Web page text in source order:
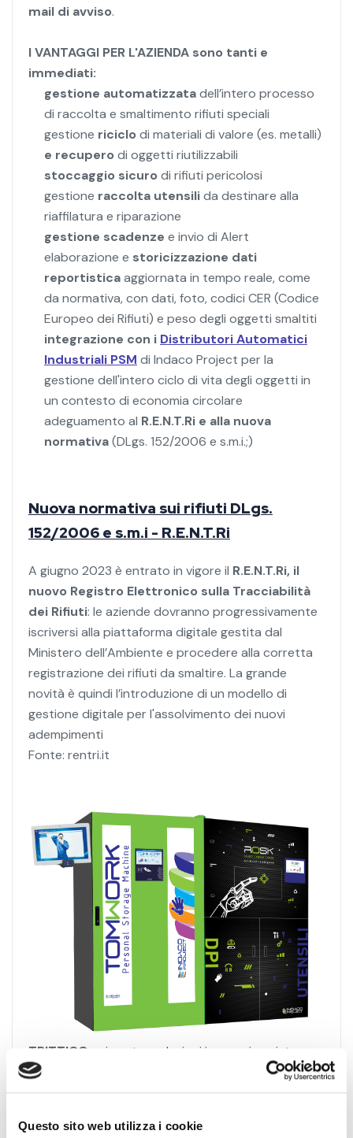
Questo sito web utilizza i cookie
mail di avviso.
I VANTAGGI PER L'AZIENDA sono tanti e
immediati:
gestione automatizzatadell’intero processo
di raccolta e smaltimento rifiuti speciali
gestione riciclo di materiali di valore (es. metalli)
e recupero di oggetti riutilizzabili
stoccaggio sicuro di rifiuti pericolosi
gestione raccolta utensilida destinare alla
riaffilatura e riparazione
gestione scadenze e invio di Alert
elaborazione e storicizzazione dati
reportisticaaggiornata in tempo reale, come
da normativa, con dati, foto, codici CER (Codice
Europeo dei Rifiuti) e peso degli oggetti smaltiti
integrazione con i Distributori Automatici
Industriali PSM di Indaco Project per la
gestione dell'intero ciclo di vita degli oggetti in
un contesto di economia circolare
adeguamento al R.E.N.T.Ri e alla nuova
normativa(DLgs. 152/2006 e s.m.i.;)
Nuova normativa sui rifiuti DLgs.
152/2006 e s.m.i - R.E.N.T.Ri
A giugno 2023 è entrato in vigore il R.E.N.T.Ri, il
nuovo Registro Elettronico sulla Tracciabilità
dei Rifiuti: le aziende dovranno progressivamente
iscriversi alla piattaforma digitale gestita dal
Ministero dell’Ambiente e procedere alla corretta
registrazione dei rifiuti da smaltire. La grande
novità è quindi l’introduzione di un modello di
gestione digitale per l'assolvimento dei nuovi
adempimenti
Fonte: rentri.it
TRITTICO unisce tre soluzioni in un unico sistema
in grado di ottimizzare l'intero ciclo di gestione di
DPI e oggetti da lavoro:ROSK,TOMWORKeTC
consegna di nuovi, all'istruzione per il loro corretto